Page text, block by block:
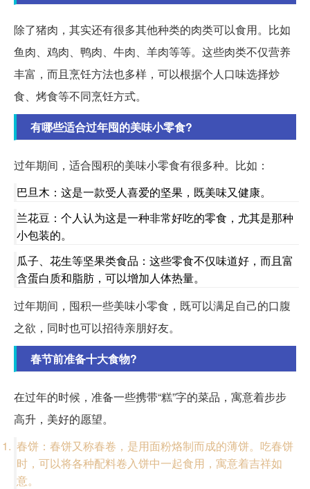
除了猪肉，其实还有很多其他种类的肉类可以食用。比如
鱼肉、鸡肉、鸭肉、牛肉、羊肉等等。这些肉类不仅营养
丰富，而且烹饪方法也多样，可以根据个人口味选择炒
食、烤食等不同烹饪方式。
有哪些适合过年囤的美味小零食?
过年期间，适合囤积的美味小零食有很多种。比如：
巴旦木：这是一款受人喜爱的坚果，既美味又健康。
兰花豆：个人认为这是一种非常好吃的零食，尤其是那种
小包装的。
瓜子、花生等坚果类食品：这些零食不仅味道好，而且富
含蛋白质和脂肪，可以增加人体热量。
过年期间，囤积一些美味小零食，既可以满足自己的口腹
之欲，同时也可以招待亲朋好友。
春节前准备十大食物?
在过年的时候，准备一些携带“糕”字的菜品，寓意着步步
高升，美好的愿望。
春饼：春饼又称春卷，是用面粉烙制而成的薄饼。吃春饼
时，可以将各种配料卷入饼中一起食用，寓意着吉祥如
意。